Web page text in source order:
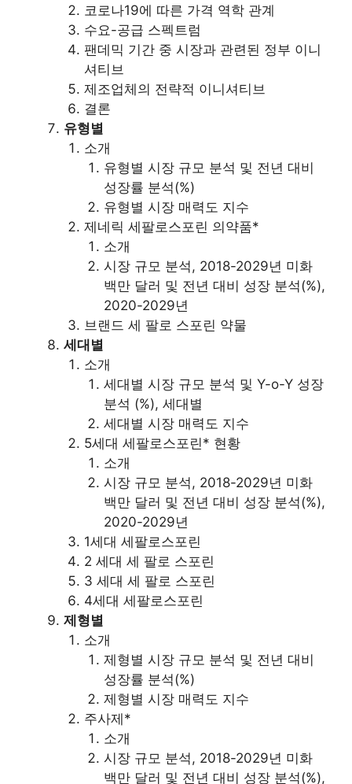
코로나19에 따른 가격 역학 관계
수요-공급 스펙트럼
팬데믹 기간 중 시장과 관련된 정부 이니
셔티브
제조업체의 전략적 이니셔티브
결론
유형별
소개
유형별 시장 규모 분석 및 전년 대비
성장률 분석(%)
유형별 시장 매력도 지수
제네릭 세팔로스포린 의약품*
소개
시장 규모 분석, 2018-2029년 미화
백만 달러 및 전년 대비 성장 분석(%),
2020-2029년
브랜드 세 팔로 스포린 약물
세대별
소개
세대별 시장 규모 분석 및 Y-o-Y 성장
분석 (%), 세대별
세대별 시장 매력도 지수
5세대 세팔로스포린* 현황
소개
시장 규모 분석, 2018-2029년 미화
백만 달러 및 전년 대비 성장 분석(%),
2020-2029년
1세대 세팔로스포린
2 세대 세 팔로 스포린
3 세대 세 팔로 스포린
4세대 세팔로스포린
제형별
소개
제형별 시장 규모 분석 및 전년 대비
성장률 분석(%)
제형별 시장 매력도 지수
주사제*
소개
시장 규모 분석, 2018-2029년 미화
백만 달러 및 전년 대비 성장 분석(%),